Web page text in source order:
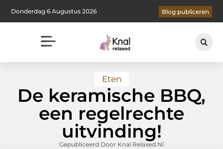
Donderdag 6 Augustus 2026 Blog publiceren
Eten
De keramische BBQ,
een regelrechte
uitvinding!
Gepubliceerd Door Knal Relaxed.nl